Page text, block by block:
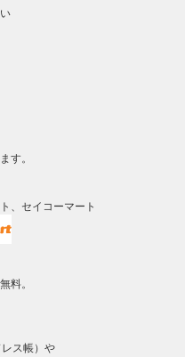
す。
、セイコーマート
料。
ス帳）や